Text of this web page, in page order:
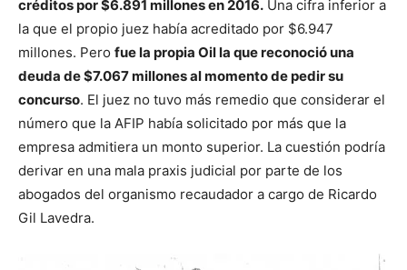
créditos por $6.891 millones en 2016. Una cifra inferior a
la que el propio juez había acreditado por $6.947
millones. Pero fue la propia Oil la que reconoció una
deuda de $7.067 millones al momento de pedir su
concurso. El juez no tuvo más remedio que considerar el
número que la AFIP había solicitado por más que la
empresa admitiera un monto superior. La cuestión podría
derivar en una mala praxis judicial por parte de los
abogados del organismo recaudador a cargo de Ricardo
Gil Lavedra.